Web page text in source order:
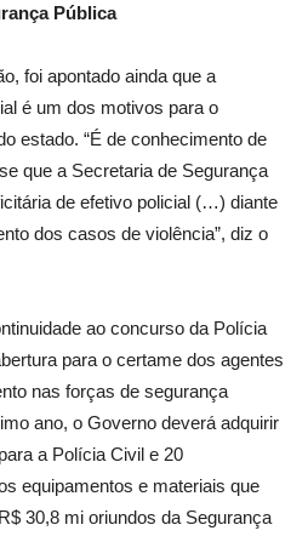
Pública
foi apontado ainda que a
é um dos motivos para o
estado. “É de conhecimento de
que a Secretaria de Segurança
de efetivo policial (…) diante
dos casos de violência”, diz o
ao concurso da Polícia
para o certame dos agentes
nas forças de segurança
ano, o Governo deverá adquirir
a Polícia Civil e 20
equipamentos e materiais que
30,8 mi oriundos da Segurança